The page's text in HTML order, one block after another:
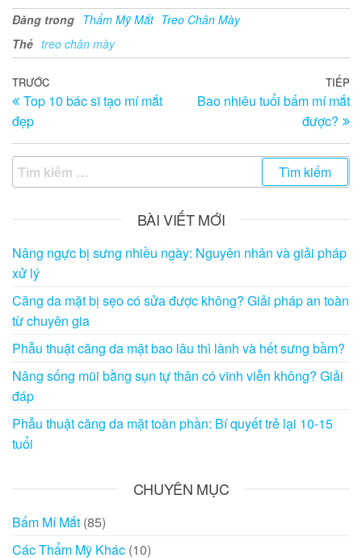
Đăng trong Thẩm Mỹ Mắt Treo Chân Mày
Thẻ treo chân mày
Điều
hướng
bài
viết
Bài
trước
TRƯỚC
Top 10 bác sĩ tạo mí mắt
đẹp
TIẾP
Bao nhiêu tuổi bấm mí mắt
được?
Tìm
kiếm
BÀI VIẾT MỚI
Nâng ngực bị sưng nhiều ngày: Nguyên nhân và giải pháp
xử lý
Căng da mặt bị sẹo có sửa được không? Giải pháp an toàn
từ chuyên gia
Phẫu thuật căng da mặt bao lâu thì lành và hết sưng bầm?
Nâng sống mũi bằng sụn tự thân có vĩnh viễn không? Giải
đáp
Phẫu thuật căng da mặt toàn phần: Bí quyết trẻ lại 10-15
tuổi
CHUYÊN MỤC
Bấm Mí Mắt (85)
Các Thẩm Mỹ Khác (10)